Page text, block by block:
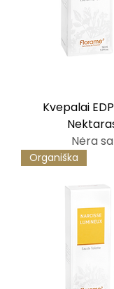
Kvepalai
Nėra
Organiška